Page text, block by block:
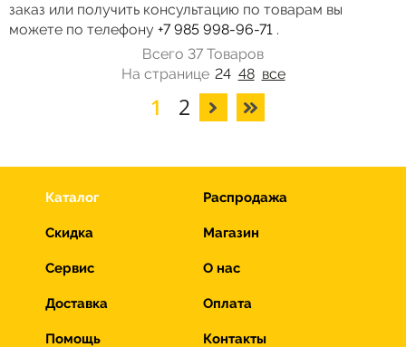
заказ или получить консультацию по товарам вы
можете по телефону +7 985 998-96-71 .
1 2
Всего 37 Товаров
На странице 24 48 все
Каталог Распродажа
Скидка Магазин
Сервис О нас
Доставка Оплата
Помощь Контакты